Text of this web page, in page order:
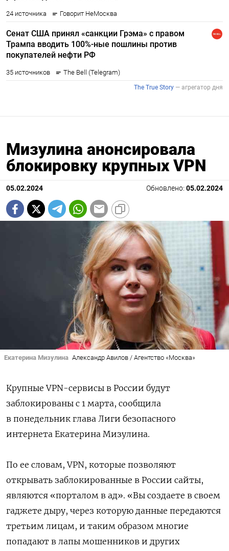
Мизулина анонсировала
блокировку крупных VPN
05.02.2024 Обновлено: 05.02.2024
Екатерина Мизулина Александр Авилов / Агентство «Москва»
Крупные VPN-сервисы в России будут
заблокированы с 1 марта, сообщила
в понедельник глава Лиги безопасного
интернета Екатерина Мизулина.
По ее словам, VPN, которые позволяют
открывать заблокированные в России сайты,
являются «порталом в ад». «Вы создаете в своем
гаджете дыру, через которую данные передаются
третьим лицам, и таким образом многие
попадают в лапы мошенников и других